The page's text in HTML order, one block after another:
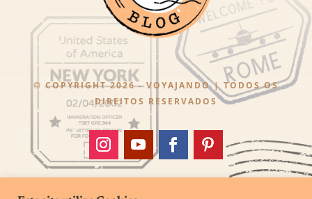
© COPYRIGHT 2026 - VOYAJANDO | TODOS OS
DIREITOS RESERVADOS